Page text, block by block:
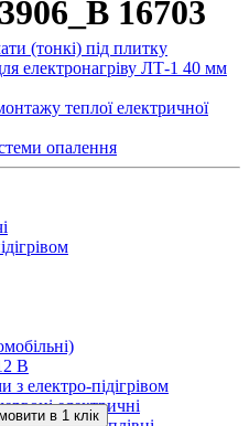
(тонкі) під плитку
електронагріву ЛТ-1 40 мм
теплої електричної
опалення
В
з електро-підігрівом
електричні
16703
в 1 клік